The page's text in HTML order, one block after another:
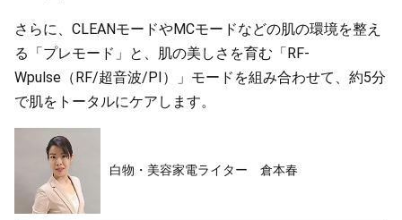
さらに、CLEANモードやMCモードなどの肌の環境を整え
る「プレモード」と、肌の美しさを育む「RF-
Wpulse（RF/超音波/PI）」モードを組み合わせて、約5分
で肌をトータルにケアします。
白物・美容家電ライター 倉本春